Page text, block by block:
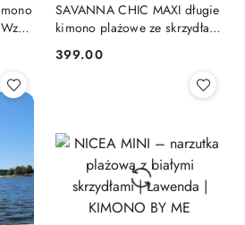
SAVANNA CHIC MAXI długie
kimono plażowe ze skrzydłami
| Czekoladowa Zebra |
KIMONO BY ME
Cena:
399.00